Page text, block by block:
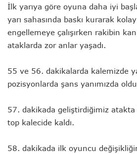
İlk yarıya göre oyuna daha iyi
yarı sahasında baskı kurarak
engellemeye çalışırken rakibin
ataklarda zor anlar yaşadı.
55 ve 56. dakikalarda kalemizde
pozisyonlarda şans yanımızda
57. dakikada geliştirdiğimiz atakta
top kalecide kaldı.
58. dakikada ilk oyuncu